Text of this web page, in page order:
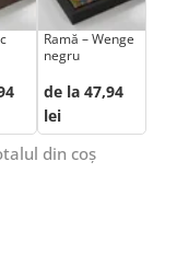
Ramă – Wenge
negru
de la 47,94
lei
din coș